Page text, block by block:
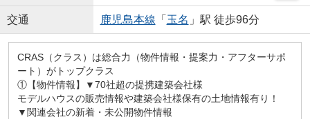
交通 鹿児島本線 「 玉名 」駅 徒歩96分
CRAS（クラス）は総合力（物件情報・提案力・アフターサポ
ート）がトップクラス
①【物件情報】▼70社超の提携建築会社様
モデルハウスの販売情報や建築会社様保有の土地情報有り！
▼関連会社の新着・未公開物件情報